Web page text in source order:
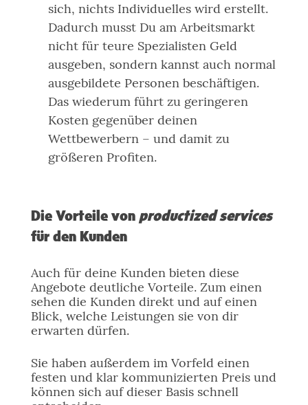
sich, nichts Individuelles wird erstellt.
Dadurch musst Du am Arbeitsmarkt
nicht für teure Spezialisten Geld
ausgeben, sondern kannst auch normal
ausgebildete Personen beschäftigen.
Das wiederum führt zu geringeren
Kosten gegenüber deinen
Wettbewerbern – und damit zu
größeren Profiten.
Die Vorteile von productized services
für den Kunden
Auch für deine Kunden bieten diese
Angebote deutliche Vorteile. Zum einen
sehen die Kunden direkt und auf einen
Blick, welche Leistungen sie von dir
erwarten dürfen.
Sie haben außerdem im Vorfeld einen
festen und klar kommunizierten Preis und
können sich auf dieser Basis schnell